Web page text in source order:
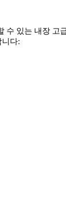
수 있는 내장 고
다: